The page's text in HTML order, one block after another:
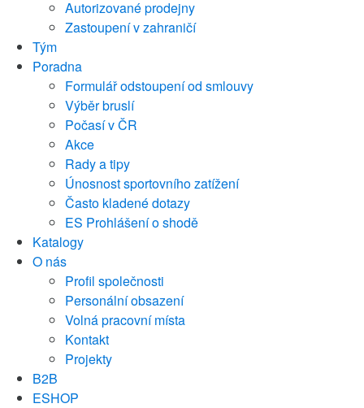
Autorizované prodejny
Zastoupení v zahraničí
Tým
Poradna
Formulář odstoupení od smlouvy
Výběr bruslí
Počasí v ČR
Akce
Rady a tipy
Únosnost sportovního zatížení
Často kladené dotazy
ES Prohlášení o shodě
Katalogy
O nás
Profil společnosti
Personální obsazení
Volná pracovní místa
Kontakt
Projekty
B2B
ESHOP